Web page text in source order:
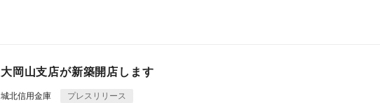
大岡山支店が新築開店します
城北信用金庫 プレスリリース